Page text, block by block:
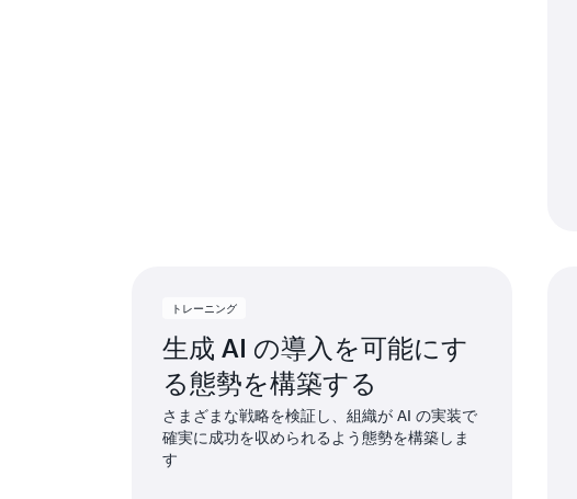
トレーニング
生成 AI の導入を可能にす
る態勢を構築する
さまざまな戦略を検証し、組織が AI の実装で
確実に成功を収められるよう態勢を構築しま
す